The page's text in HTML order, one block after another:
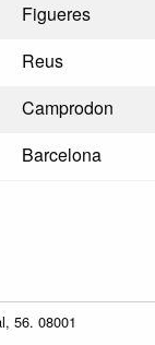
Figueres
Reus
Camprodon
Barcelona
56. 08001